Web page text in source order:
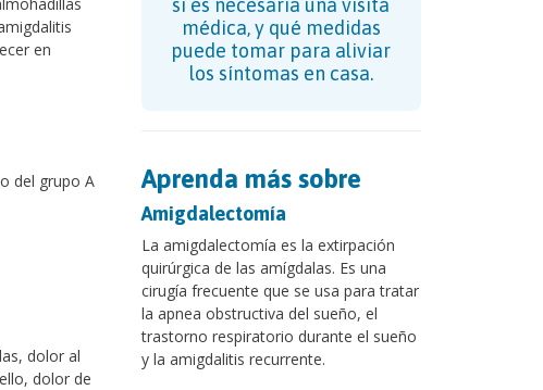
en
del grupo A
dolor al
dolor de
si es necesaria una visita
médica, y qué medidas
puede tomar para aliviar
los síntomas en casa.
Aprenda más sobre
Amigdalectomía
La amigdalectomía es la extirpación
quirúrgica de las amígdalas. Es una
cirugía frecuente que se usa para tratar
la apnea obstructiva del sueño, el
trastorno respiratorio durante el sueño
y la amigdalitis recurrente.